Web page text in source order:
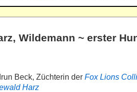
Wildemann ~ erster
Beck, Züchterin der Fox Lions
Harz